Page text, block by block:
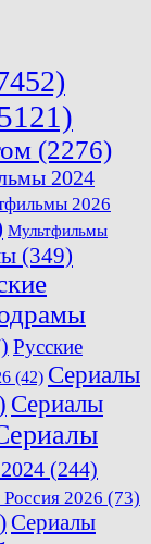
(2276)
2024
2026
Мультфильмы
(349)
Русские
(42) Сериалы
Сериалы
(244)
2026 (73)
Сериалы